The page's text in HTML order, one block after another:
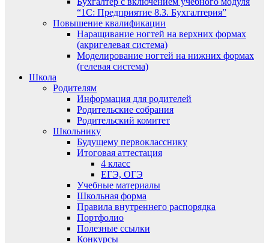
“1С: Предприятие 8.3. Бухгалтерия”
Повышение квалификации
Наращивание ногтей на верхних формах
(акригелевая система)
Моделирование ногтей на нижних формах
(гелевая система)
Школа
Родителям
Информация для родителей
Родительские собрания
Родительский комитет
Школьнику
Будущему первокласснику
Итоговая аттестация
4 класс
ЕГЭ, ОГЭ
Учебные материалы
Школьная форма
Правила внутреннего распорядка
Портфолио
Полезные ссылки
Конкурсы